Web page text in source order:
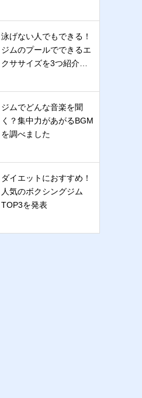
泳げない人でもできる！
ジムのプールでできるエ
クササイズを3つ紹介…
ジムでどんな音楽を聞
く？集中力があがるBGM
を調べました
ダイエットにおすすめ！
人気のボクシングジム
TOP3を発表